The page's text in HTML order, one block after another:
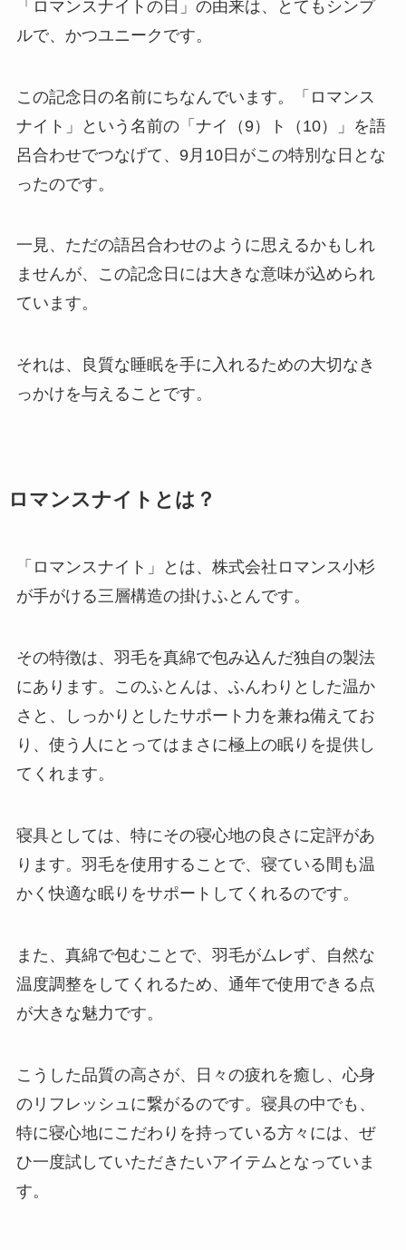
「ロマンスナイトの日」の由来は、とてもシンプ
ルで、かつユニークです。
この記念日の名前にちなんでいます。「ロマンス
ナイト」という名前の「ナイ（9）ト（10）」を語
呂合わせでつなげて、9月10日がこの特別な日とな
ったのです。
一見、ただの語呂合わせのように思えるかもしれ
ませんが、この記念日には大きな意味が込められ
ています。
それは、良質な睡眠を手に入れるための大切なき
っかけを与えることです。
ロマンスナイトとは？
「ロマンスナイト」とは、株式会社ロマンス小杉
が手がける三層構造の掛けふとんです。
その特徴は、羽毛を真綿で包み込んだ独自の製法
にあります。このふとんは、ふんわりとした温か
さと、しっかりとしたサポート力を兼ね備えてお
り、使う人にとってはまさに極上の眠りを提供し
てくれます。
寝具としては、特にその寝心地の良さに定評があ
ります。羽毛を使用することで、寝ている間も温
かく快適な眠りをサポートしてくれるのです。
また、真綿で包むことで、羽毛がムレず、自然な
温度調整をしてくれるため、通年で使用できる点
が大きな魅力です。
こうした品質の高さが、日々の疲れを癒し、心身
のリフレッシュに繋がるのです。寝具の中でも、
特に寝心地にこだわりを持っている方々には、ぜ
ひ一度試していただきたいアイテムとなっていま
す。